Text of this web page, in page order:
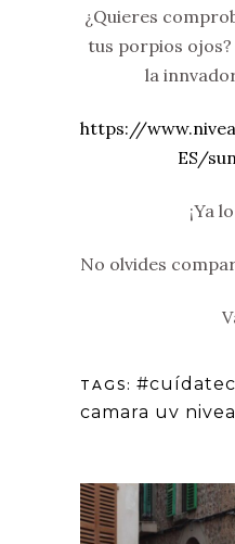
¿Quieres
tus porpios
la
https://
ES/
¡Ya
No olvides
TAGS:
camara uv nivea